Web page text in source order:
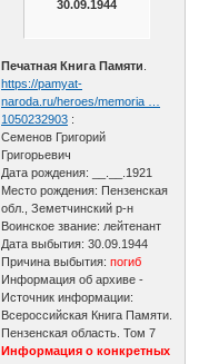
30.09.1944
Печатная Книга Памяти
https://pamyat-
naroda.ru/heroes/memoria …
1050232903 :
Семенов Григорий
Григорьевич
Дата рождения: __.__.1921
Место рождения: Пензенская
обл., Земетчинский р-н
Воинское звание: лейтенант
Дата выбытия: 30.09.1944
Причина выбытия: погиб
Информация об архиве -
Источник информации:
Всероссийская Книга Памяти.
Пензенская область. Том 7
Информация о конкретных